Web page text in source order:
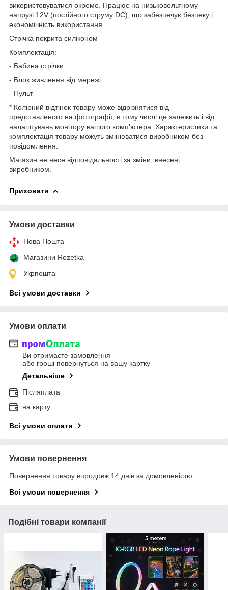
використовуватися окремо. Працює на низьковольтному
напрузі 12V (постійного струму DC), що забезпечує безпеку і
економічність використання.
Стрічка покрита силіконом
Комплектація:
- Бабина стрічки
- Блок живлення від мережі
- Пульт
* Колірний відтінок товару може відрізнятися від
представленого на фотографії, в тому числі це залежить і від
налаштувань монітору вашого комп'ютера. Характеристики та
комплектація товару можуть змінюватися виробником без
повідомлення.
Магазин не несе відповідальності за зміни, внесені
виробником.
Приховати
Умови доставки
Нова Пошта
Магазини Rozetka
Укрпошта
Всі умови доставки
Умови оплати
Ви отримаєте замовлення
або гроші повернуться на вашу картку
Детальніше
Післяплата
на карту
Всі умови оплати
Умови повернення
Повернення товару впродовж 14 днів за домовленістю
Всі умови повернення
Подібні товари компанії